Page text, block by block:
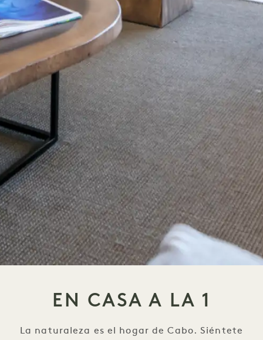
EN CASA A LA 1
La naturaleza es el hogar de Cabo. Siéntete